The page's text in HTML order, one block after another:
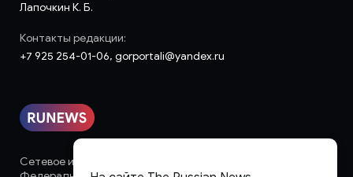
Сетевое издание «runews» (18+) зарегистрировано в
Лапочкин К. Б.
Контакты редакции:
+7 925 254-01-06, gorportali@yandex.ru